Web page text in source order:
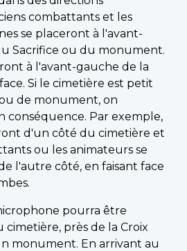
combattants et les
se placeront à l'avant-
Sacrifice ou du monument.
à l'avant-gauche de la
Si le cimetière est petit
de monument, on
conséquence. Par exemple,
d'un côté du cimetière et
ou les animateurs se
l'autre côté, en faisant face
pourra être
cimetière, près de la Croix
monument. En arrivant au